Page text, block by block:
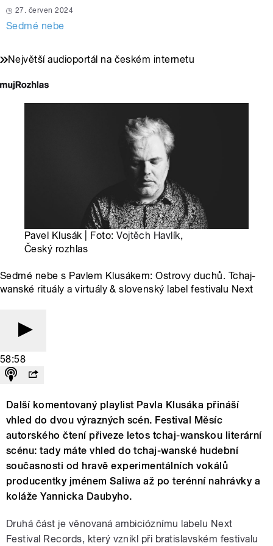
27. červen 2024
Sedmé nebe
Největší audioportál na českém internetu
Pavel Klusák | Foto:Vojtěch Havlík,
Český rozhlas
Sedmé nebe s Pavlem Klusákem: Ostrovy duchů. Tchaj-
wanské rituály a virtuály & slovenský label festivalu Next
58:58
Další komentovaný playlist Pavla Klusáka přináší
vhled do dvou výrazných scén. Festival Měsíc
autorského čtení přiveze letos tchaj-wanskou literární
scénu: tady máte vhled do tchaj-wanské hudební
současnosti od hravě experimentálních vokálů
producentky jménem Saliwa až po terénní nahrávky a
koláže Yannicka Daubyho.
Druhá část je věnovaná ambicióznímu labelu Next
Festival Records, který vznikl při bratislavském festivalu